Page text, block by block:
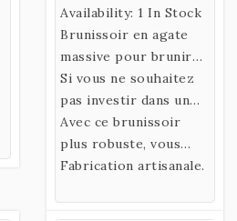
Availability: 1 In Stock
Brunissoir en agate
massive pour brunir
les feuilles d'or -
Rouge
Si vous ne souhaitez
pas investir dans un
brunissoir
traditionnel, ce
modèle, plus
Avec ce brunissoir
plus robuste, vous
pouvez également
Fabrication artisanale.